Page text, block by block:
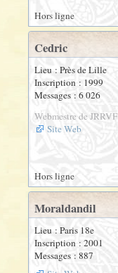
Hors ligne
Cedric
Lieu : Près de Lille
Inscription : 1999
Messages : 6 026
Webmestre de JRRVF
Site Web
Hors ligne
Moraldandil
Lieu : Paris 18e
Inscription : 2001
Messages : 887